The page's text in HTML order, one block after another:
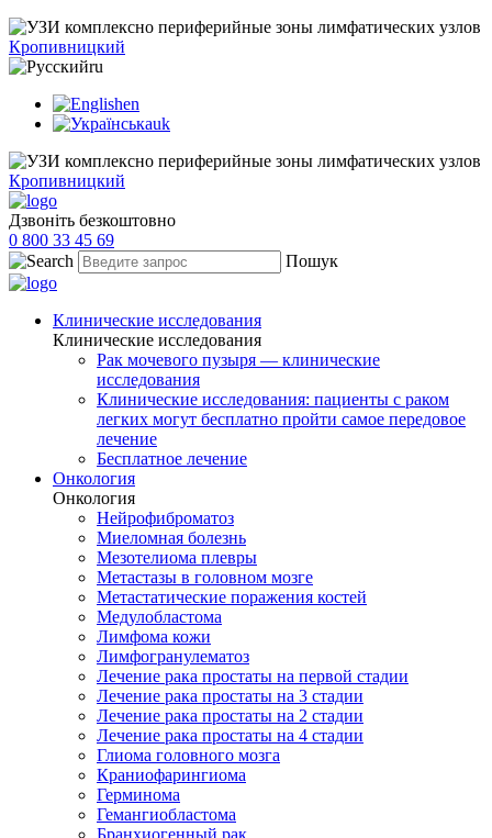
Кропивницкий
ru
en
uk
Кропивницкий
Дзвоніть безкоштовно
0 800 33 45 69
Пошук
Клинические исследования
Клинические исследования
Рак мочевого пузыря — клинические
исследования
Клинические исследования: пациенты с раком
легких могут бесплатно пройти самое передовое
лечение
Бесплатное лечение
Онкология
Онкология
Нейрофиброматоз
Миеломная болезнь
Мезотелиома плевры
Метастазы в головном мозге
Метастатические поражения костей
Медулобластома
Лимфома кожи
Лимфогранулематоз
Лечение рака простаты на первой стадии
Лечение рака простаты на 3 стадии
Лечение рака простаты на 2 стадии
Лечение рака простаты на 4 стадии
Глиома головного мозга
Краниофарингиома
Герминома
Гемангиобластома
Бранхиогенный рак